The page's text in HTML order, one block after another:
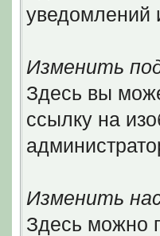
уведомлений
Изменить
Здесь вы
ссылку на
Изменить
Здесь можно